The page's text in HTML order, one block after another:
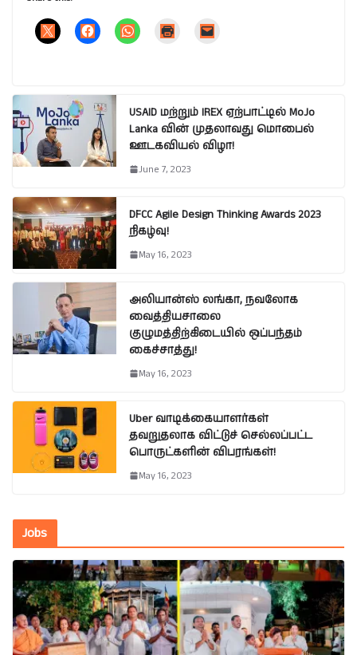
USAID மற்றும் IREX ஏற்பாட்டில் MoJo
Lanka வின் முதலாவது மொபைல்
ஊடகவியல் விழா!
June 7, 2023
DFCC Agile Design Thinking Awards 2023
நிகழ்வு!
May 16, 2023
அலியான்ஸ் லங்கா, நவலோக
வைத்தியசாலை
குழுமத்திற்கிடையில் ஒப்பந்தம்
கைச்சாத்து!
May 16, 2023
Uber வாடிக்கையாளர்கள்
தவறுதலாக விட்டுச் செல்லப்பட்ட
பொருட்களின் விபரங்கள்!
May 16, 2023
Jobs